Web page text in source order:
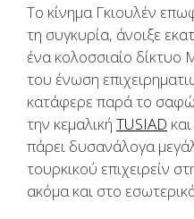
Το κίνημα Γκιουλέν
τη συγκυρία, άνοιξε
ένα κολοσσιαίο δίκτυο
του ένωση
κατάφερε παρά το
την κεμαλική TUSIAD
πάρει δυσανάλογα
τουρκικού επιχειρείν
ακόμα και στο